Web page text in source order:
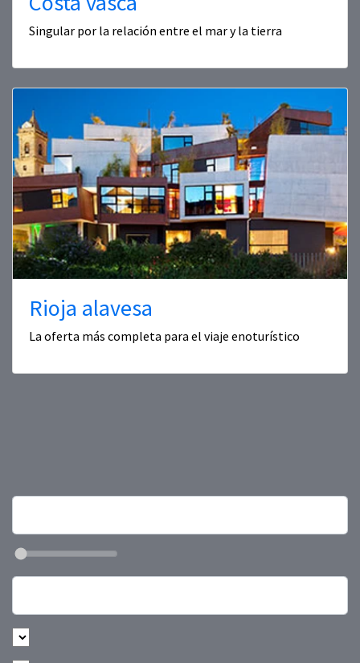
Singular por la relación entre el mar y la tierra
Rioja alavesa
La oferta más completa para el viaje enoturístico